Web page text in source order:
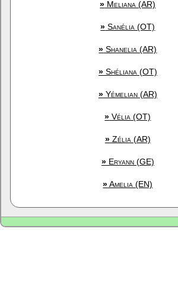
» Meliana (AR)
» Sanélia (OT)
» Shanelia (AR)
»Shéliana (OT)
»Yémelian (AR)
» Vélia (OT)
»Zélia (AR)
»Eryann (GE)
»Amelia (EN)